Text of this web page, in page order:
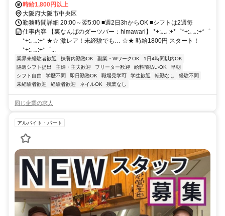
時給1,800円以上
大阪府大阪市中央区
勤務時間詳細 20:00～翌5:00 ■週2日3hからOK ■シフトは2週毎
仕事内容 【裏なんばのダーツバー：himawari】 *+:｡.｡:+*゜*+:｡.｡:+*゜
*+:｡.｡:+* ★☆ 激レア！未経験でも… ☆★ 時給1800円 スタート！
*+:｡.｡:+*゜...
業界未経験者歓迎 扶養内勤務OK 副業・WワークOK
1日4時間以内OK
隔週シフト提出
主婦・主夫歓迎 フリーター歓迎 給料前払いOK
早朝
シフト自由
学歴不問 即日勤務OK 職場見学可 学生歓迎 転勤なし
経験不問
未経験者歓迎
経験者歓迎 ネイルOK 残業なし
同じ企業の求人
アルバイト・パート